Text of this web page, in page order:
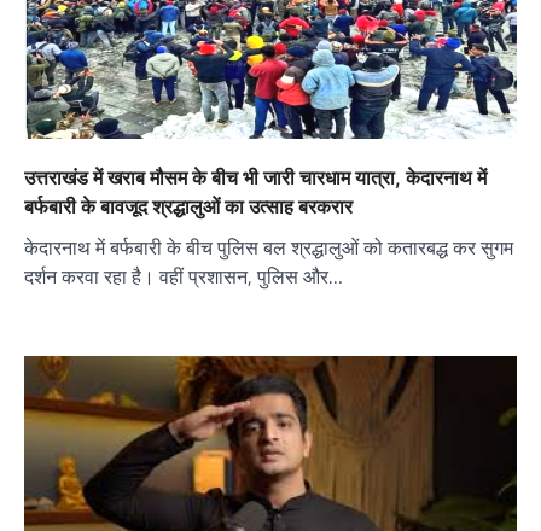
उत्तराखंड में खराब मौसम के बीच भी जारी चारधाम यात्रा, केदारनाथ में
बर्फबारी के बावजूद श्रद्धालुओं का उत्साह बरकरार
केदारनाथ में बर्फबारी के बीच पुलिस बल श्रद्धालुओं को कतारबद्ध कर सुगम
दर्शन करवा रहा है। वहीं प्रशासन, पुलिस और…